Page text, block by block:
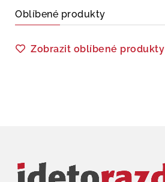
Oblíbené produkty
Zobrazit oblíbené produkty